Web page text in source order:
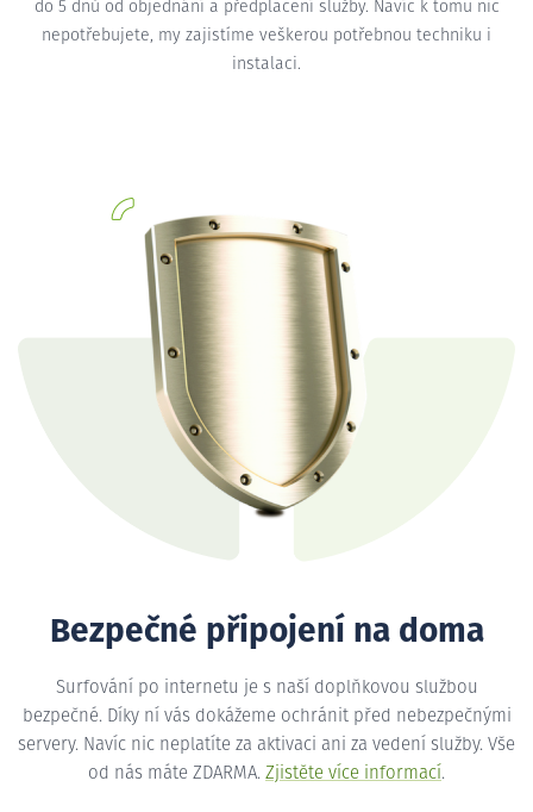
do 5 dnů od objednání a předplacení služby. Navíc k tomu nic
nepotřebujete, my zajistíme veškerou potřebnou techniku i
instalaci.
Bezpečné připojení na doma
Surfování po internetu je s naší doplňkovou službou
bezpečné. Díky ní vás dokážeme ochránit před nebezpečnými
servery. Navíc nic neplatíte za aktivaci ani za vedení služby. Vše
od nás máte ZDARMA. Zjistěte více informací.